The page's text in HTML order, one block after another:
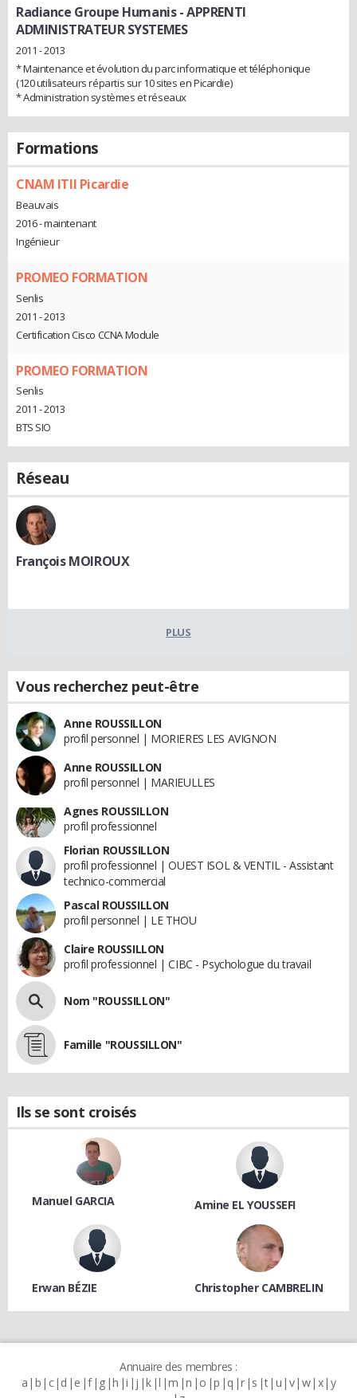
Radiance Groupe Humanis- APPRENTI
ADMINISTRATEUR SYSTEMES
2011 - 2013
* Maintenance et évolution du parc informatique et téléphonique
(120 utilisateurs répartis sur 10 sites en Picardie)
* Administration systèmes et réseaux
Formations
CNAM ITII Picardie
Beauvais
2016 - maintenant
Ingénieur
PROMEO FORMATION
Senlis
2011 - 2013
Certification Cisco CCNA Module
PROMEO FORMATION
Senlis
2011 - 2013
BTS SIO
Réseau
François MOIROUX
PLUS
Vous recherchez peut-être
Anne ROUSSILLON
profil personnel | MORIERES LES AVIGNON
Anne ROUSSILLON
profil personnel | MARIEULLES
Agnes ROUSSILLON
profil professionnel
Florian ROUSSILLON
profil professionnel | OUEST ISOL & VENTIL - Assistant
technico-commercial
Pascal ROUSSILLON
profil personnel | LE THOU
Claire ROUSSILLON
profil professionnel | CIBC - Psychologue du travail
Nom "ROUSSILLON"
Famille "ROUSSILLON"
Ils se sont croisés
Manuel GARCIA Amine EL YOUSSEFI
Erwan BÉZIE Christopher CAMBRELIN
Annuaire des membres :
a b c d e f g h i j k l m n o p q r s t u v w x y